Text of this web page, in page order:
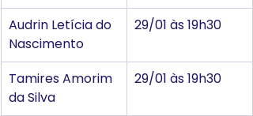
Audrin Letícia do
Nascimento
29/01 às 19h30
Tamires Amorim
da Silva
29/01 às 19h30